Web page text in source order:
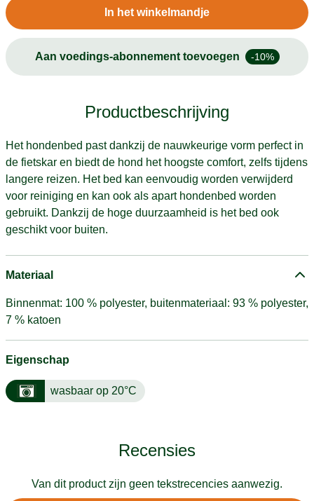
In het winkelmandje
Aan voedings-abonnement toevoegen -10%
Productbeschrijving
Het hondenbed past dankzij de nauwkeurige vorm perfect in
de fietskar en biedt de hond het hoogste comfort, zelfs tijdens
langere reizen. Het bed kan eenvoudig worden verwijderd
voor reiniging en kan ook als apart hondenbed worden
gebruikt. Dankzij de hoge duurzaamheid is het bed ook
geschikt voor buiten.
Materiaal
Binnenmat: 100 % polyester, buitenmateriaal: 93 % polyester,
7 % katoen
Eigenschap
wasbaar op 20°C
Recensies
Van dit product zijn geen tekstrecencies aanwezig.